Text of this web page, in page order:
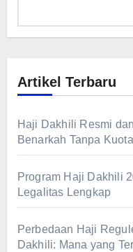
Artikel Terbaru
Haji Dakhili Resmi
Benarkah Tanpa
Program Haji Dakhili
Legalitas Lengkap
Perbedaan Haji
Dakhili: Mana yang